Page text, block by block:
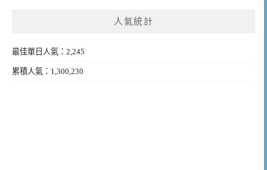
人氣統計
最佳單日人氣：2,245
累積人氣：1,300,230